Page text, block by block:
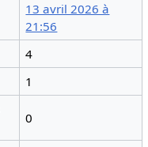
13 avril 2026 à
21:56
4
1
0